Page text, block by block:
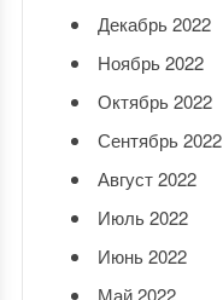
Декабрь 2022
Ноябрь 2022
Октябрь 2022
Сентябрь 2022
Август 2022
Июль 2022
Июнь 2022